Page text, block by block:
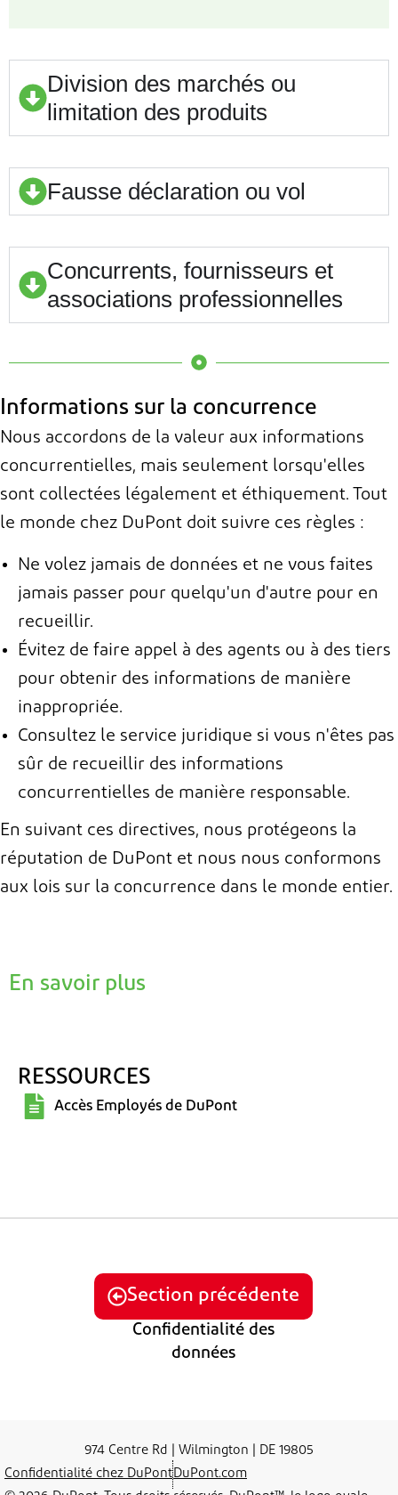
Division des marchés ou
limitation des produits
Fausse déclaration ou vol
Concurrents, fournisseurs et
associations professionnelles
Informations sur la concurrence
Nous accordons de la valeur aux informations
concurrentielles, mais seulement lorsqu'elles
sont collectées légalement et éthiquement. Tout
le monde chez DuPont doit suivre ces règles :
Ne volez jamais de données et ne vous faites
jamais passer pour quelqu'un d'autre pour en
recueillir.
Évitez de faire appel à des agents ou à des tiers
pour obtenir des informations de manière
inappropriée.
Consultez le service juridique si vous n'êtes pas
sûr de recueillir des informations
concurrentielles de manière responsable.
En suivant ces directives, nous protégeons la
réputation de DuPont et nous nous conformons
aux lois sur la concurrence dans le monde entier.
En savoir plus
RESSOURCES
Accès Employés de DuPont
Section précédente
Confidentialité des
données
974 Centre Rd | Wilmington | DE 19805
Confidentialité chez DuPontDuPont.com